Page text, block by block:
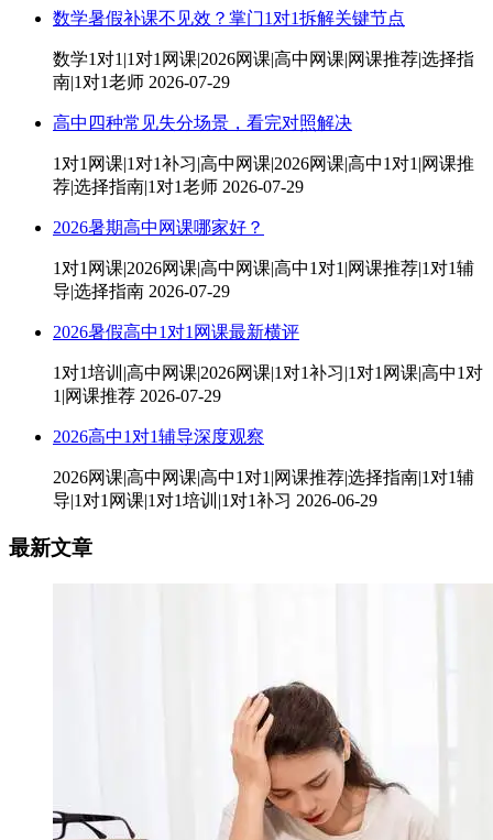
数学暑假补课不见效？掌门1对1拆解关键节点
数学1对1|1对1网课|2026网课|高中网课|网课推荐|选择指
南|1对1老师 2026-07-29
高中四种常见失分场景，看完对照解决
1对1网课|1对1补习|高中网课|2026网课|高中1对1|网课推
荐|选择指南|1对1老师 2026-07-29
2026暑期高中网课哪家好？
1对1网课|2026网课|高中网课|高中1对1|网课推荐|1对1辅
导|选择指南 2026-07-29
2026暑假高中1对1网课最新横评
1对1培训|高中网课|2026网课|1对1补习|1对1网课|高中1对
1|网课推荐 2026-07-29
2026高中1对1辅导深度观察
2026网课|高中网课|高中1对1|网课推荐|选择指南|1对1辅
导|1对1网课|1对1培训|1对1补习 2026-06-29
最新文章